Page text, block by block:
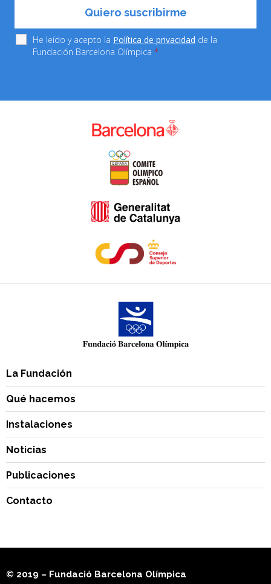
He leído y acepto la Política de privacidad de la
Fundación Barcelona Olímpica *
La Fundación
Qué hacemos
Instalaciones
Noticias
Publicaciones
Contacto
© 2019 – Fundació Barcelona Olímpica